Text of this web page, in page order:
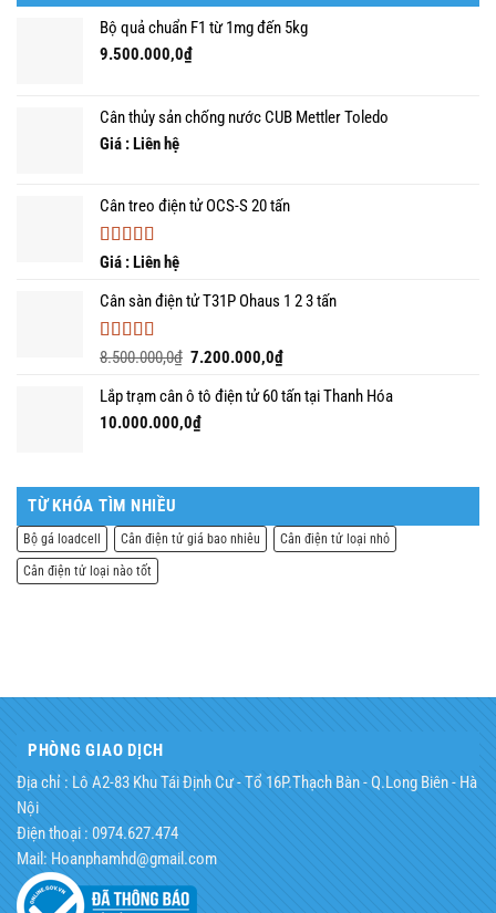
nhất
năm
nối
Kiotviet
Bộ quả chuẩn F1 từ 1mg đến 5kg
9.500.000,0₫
Cân thủy sản chống nước CUB Mettler Toledo
Giá : Liên hệ
Cân treo điện tử OCS-S 20 tấn
Được xếp
sao
Giá : Liên hệ
Cân sàn điện tử T31P Ohaus 1 2 3 tấn
Được xếp
sao
8.500.000,0₫ Giá
là:
8.500.000,0₫.
7.200.000,0₫Giá
tại
Lắp trạm cân ô tô điện tử 60 tấn tại Thanh Hóa
10.000.000,0₫
TỪ KHÓA TÌM NHIỀU
Bộ gá loadcell Cân điện tử giá bao nhiêu Cân điện tử loại nhỏ
Cân điện tử loại nào tốt
PHÒNG GIAO DỊCH
Địa chỉ : Lô A2-83 Khu Tái Định Cư - Tổ 16P.Thạch Bàn - Q.Long Biên - Hà
Nội
Điện thoại : 0974.627.474
Mail: Hoanphamhd@gmail.com